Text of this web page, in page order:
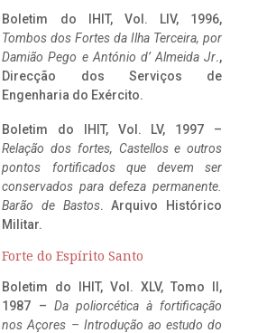
Boletim do IHIT, Vol. LIV, 1996,
Tombos dos Fortes da Ilha Terceira, por
Damião Pego e António d’ Almeida Jr.,
Direcção dos Serviços de
Engenharia do Exército.
Boletim do IHIT, Vol. LV, 1997 –
Relação dos fortes, Castellos e outros
pontos fortificados que devem ser
conservados para defeza permanente.
Barão de Bastos. Arquivo Histórico
Militar.
Forte do Espírito Santo
Boletim do IHIT, Vol. XLV, Tomo II,
1987 – Da poliorcética à fortificação
nos Açores – Introdução ao estudo do